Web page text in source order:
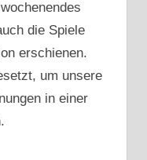
die Spiele
erschienen.
um unsere
in einer